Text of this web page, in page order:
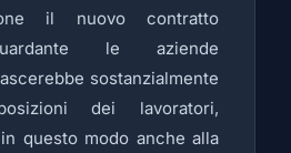
il nuovo contratto
le aziende
sostanzialmente
dei lavoratori,
questo modo anche alla